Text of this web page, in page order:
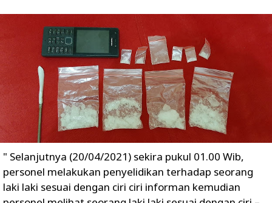
" Selanjutnya (20/04/2021) sekira pukul 01.00 Wib,
personel melakukan penyelidikan terhadap seorang
laki laki sesuai dengan ciri ciri informan kemudian